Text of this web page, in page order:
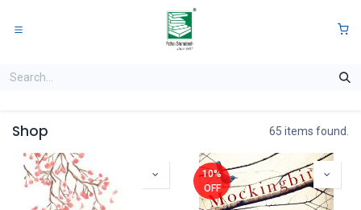
Shop 65 items found.
10%
OFF